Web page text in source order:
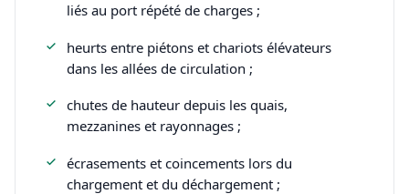
liés au port répété de charges ;
heurts entre piétons et chariots élévateurs
dans les allées de circulation ;
chutes de hauteur depuis les quais,
mezzanines et rayonnages ;
écrasements et coincements lors du
chargement et du déchargement ;